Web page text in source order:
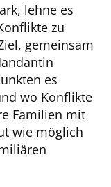
lehne es
zu
gemeinsam
es
wo Konflikte
Familien mit
wie möglich